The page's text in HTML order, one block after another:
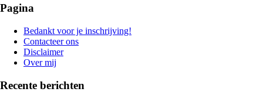
zoeken
Pagina
Bedankt voor je inschrijving!
Contacteer ons
Disclaimer
Over mij
Recente berichten